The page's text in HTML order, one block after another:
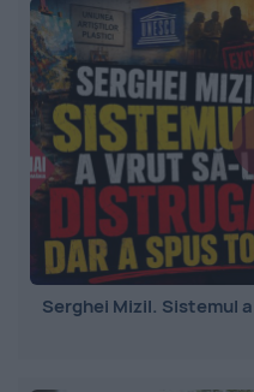
Serghei Mizil. Sistemul